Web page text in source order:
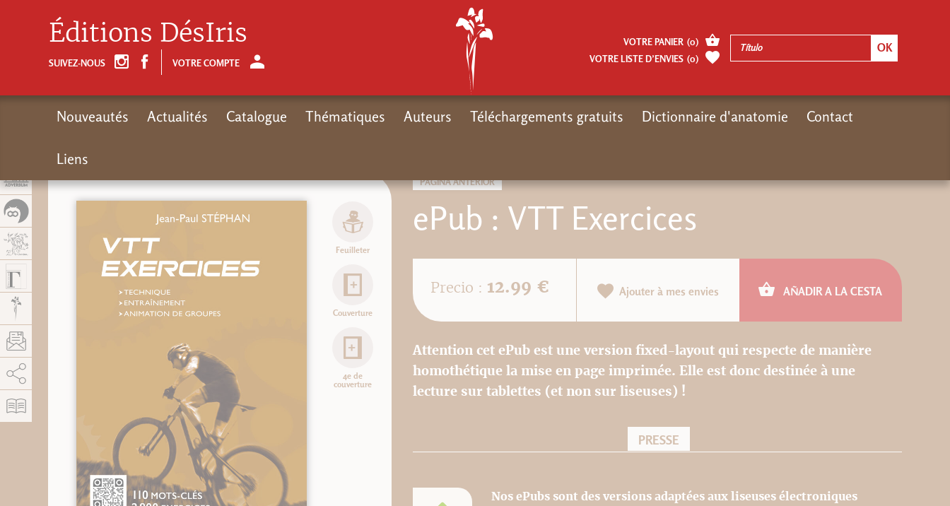
PÁGINA ANTERIOR
ePub : VTT Exercices
Feuilleter
Couverture
4e de
couverture
Precio : 12.99 € Ajouter à mes envies AÑADIR A LA CESTA
Attention cet ePub est une version fixed-layout qui respecte de manière
homothétique la mise en page imprimée. Elle est donc destinée à une
lecture sur tablettes (et non sur liseuses) !
PRESSE
Nos ePubs sont des versions adaptées aux liseuses électroniques
Éditions DésIris
SUIVEZ-NOUS VOTRE COMPTE
VOTRE PANIER (0)
VOTRE LISTE D’ENVIES (0)
Nouveautés Actualités Catalogue Thématiques Auteurs Téléchargements gratuits Dictionnaire d'anatomie Contact
Liens
Permitir